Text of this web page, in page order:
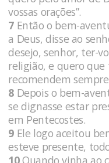
vossas orações”.
7 Então o bem-
a Deus, disse ao
desejo, senhor, ter-
religião, e quero que
recomendem sempre
8 Depois o bem-
se dignasse estar
em Pentecostes.
9 Ele logo aceitou
esteve presente,
10Quando vinha ao